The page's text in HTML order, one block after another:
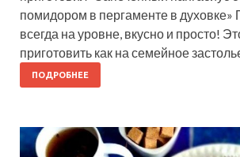
помидором в пергаменте в духовке»
всегда на уровне, вкусно и просто!
приготовить как на семейное
ПОДРОБНЕЕ